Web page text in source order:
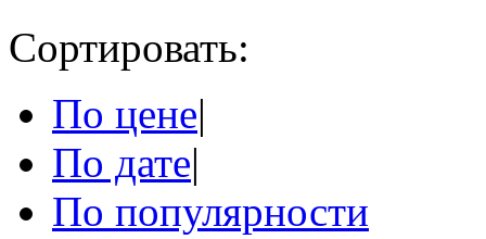
Сортировать:
По цене|
По дате|
По популярности